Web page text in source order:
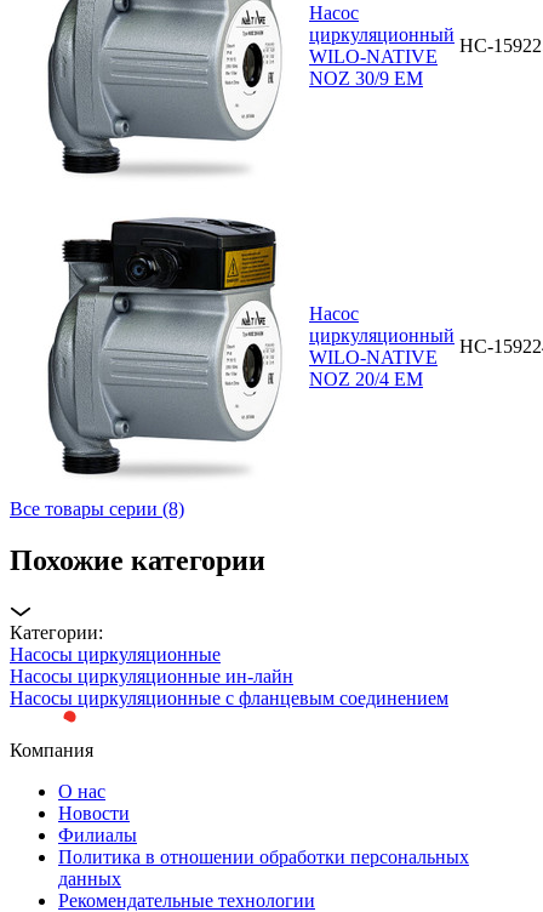
Насос
циркуляционный
WILO-NATIVE
NOZ 30/9 EM
НС-
Насос
циркуляционный
WILO-NATIVE
NOZ 20/4 EM
НС-
Все товары серии (8)
Похожие категории
Категории:
Насосы циркуляционные
Насосы циркуляционные ин-лайн
Насосы циркуляционные с фланцевым соединением
Компания
О нас
Новости
Филиалы
Политика в отношении обработки персональных
данных
Рекомендательные технологии